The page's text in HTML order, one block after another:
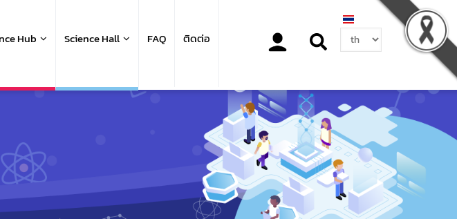
Hub Science Hall FAQ ติดต่อ
Select
your